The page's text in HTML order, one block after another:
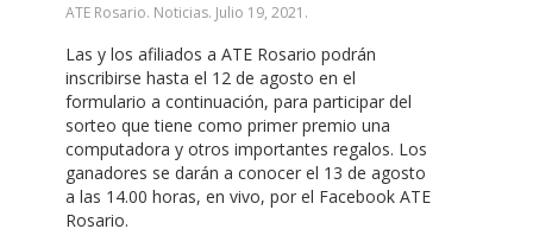
ATE Rosario. Noticias. Julio 19, 2021 .
Las y los afiliados a ATE Rosario podrán
inscribirse hasta el 12 de agosto en el
formulario a continuación, para participar del
sorteo que tiene como primer premio una
computadora y otros importantes regalos. Los
ganadores se darán a conocer el 13 de agosto
a las 14.00 horas, en vivo, por el Facebook ATE
Rosario.